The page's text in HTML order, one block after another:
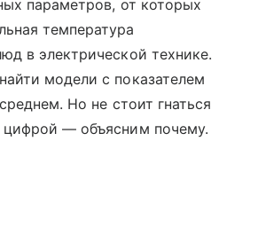
параметров, от которых
температура
в электрической технике.
модели с показателем
Но не стоит гнаться
цифрой — объясним почему.